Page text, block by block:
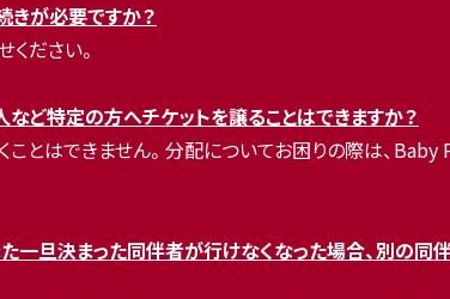
きが必要ですか？
ださい。
ど特定の方へチケットを譲ることはできますか？
はできません。分配についてお困りの際は、Baby
旦決まった同伴者が行けなくなった場合、別の同